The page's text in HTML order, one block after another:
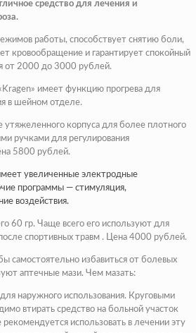
средство для лечения и
работы, способствует снятию боли,
кровообращение и гарантирует спокойный
от 2000 до 3000 рублей.
имеет функцию прогрева для
в шейном отделе.
утяжеленного корпуса для более плотного
ручками для регулирования
5800 рублей.
увеличенные электродные
программы — стимуляция,
воздействия.
60 гр. Чаще всего его используют для
спортивных травм . Цена 4000 рублей.
самостоятельно избавиться от болевых
аптечные мази. Чем мазать:
наружного использования. Круговыми
втирать средство на больной участок
использовать в лечении эту